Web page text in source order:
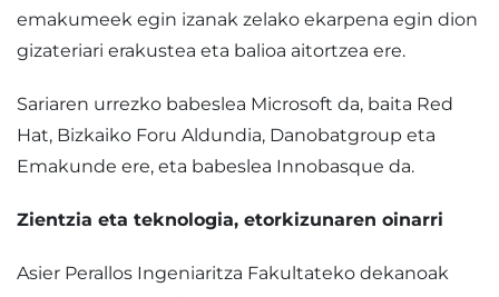
emakumeek egin izanak zelako ekarpena egin dion
gizateriari erakustea eta balioa aitortzea ere.
Sariaren urrezko babeslea Microsoft da, baita Red
Hat, Bizkaiko Foru Aldundia, Danobatgroup eta
Emakunde ere, eta babeslea Innobasque da.
Zientzia eta teknologia, etorkizunaren oinarri
Asier Perallos Ingeniaritza Fakultateko dekanoak